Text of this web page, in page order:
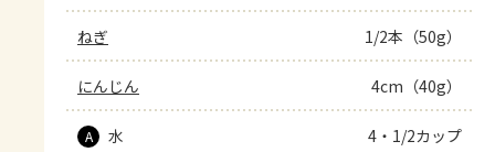
ねぎ 1/2本（50g）
にんじん 4cm（40g）
A 水 4・1/2カップ